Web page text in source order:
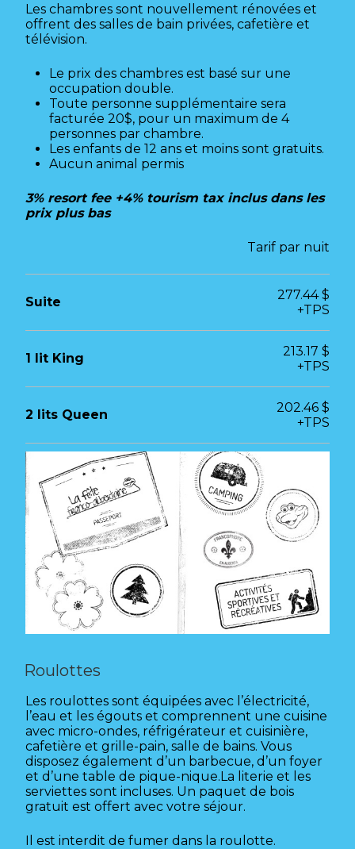
Les chambres sont nouvellement rénovées et
offrent des salles de bain privées, cafetière et
télévision.
Le prix des chambres est basé sur une
occupation double.
Toute personne supplémentaire sera
facturée 20$, pour un maximum de 4
personnes par chambre.
Les enfants de 12 ans et moins sont gratuits.
Aucun animal permis
3% resort fee +4% tourism tax inclus dans les
prix plus bas
Tarif par nuit
Suite
277.44 $
+TPS
1 lit King
213.17 $
+TPS
2 lits Queen
202.46 $
+TPS
Roulottes
Les roulottes sont équipées avec l’électricité,
l’eau et les égouts et comprennent une cuisine
avec micro-ondes, réfrigérateur et cuisinière,
cafetière et grille-pain, salle de bains. Vous
disposez également d’un barbecue, d’un foyer
et d’une table de pique-nique.La literie et les
serviettes sont incluses. Un paquet de bois
gratuit est offert avec votre séjour.
Il est interdit de fumer dans la roulotte.